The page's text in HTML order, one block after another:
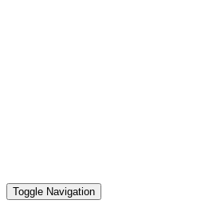
Toggle Navigation